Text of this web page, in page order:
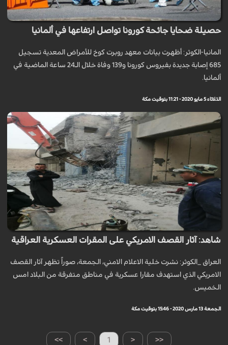
حصيلة ضحايا جائحة كورونا تواصل ارتفاعها في ألمانيا
المانيا-الكوثر: أظهرت بيانات معهد روبرت كوخ للأمراض المعدية تسجيل
685 إصابة جديدة بفيروس كورونا و139 وفاة خلال الـ24 ساعة الماضية في
ألمانيا.
الثلاثاء 5 مايو 2020 - 11:21 بتوقيت مكة
شاهد: آثار القصف الامريكي على المقرات العسكرية العراقية
العراق _الكوثر: نشرت خلية الاعلام الامني، الجمعة، صوراً تظهر آثار القصف
الامريكي الذي استهدف مقارا عسكرية في مناطق متفرقة من البلاد امس
الخميس.
الجمعة 13 مارس 2020 - 15:46 بتوقيت مكة
>> > 1 < <<